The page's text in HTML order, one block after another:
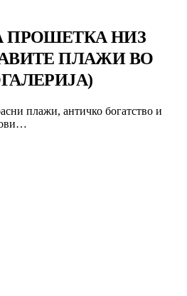
ПРОШЕТКА НИЗ
ПЛАЖИ ВО
плажи, античко богатство и